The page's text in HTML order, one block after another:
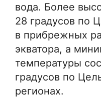
вода. Более
28 градусов по
в прибрежных
экватора, а
температуры
градусов по
регионах.